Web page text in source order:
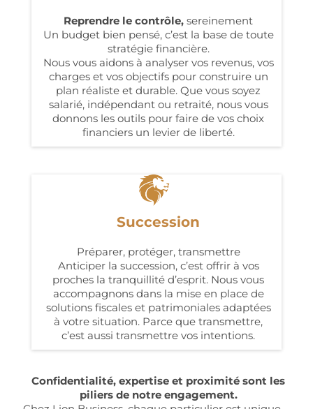
Reprendre le contrôle, sereinement
Un budget bien pensé, c’est la base de toute
stratégie financière.
Nous vous aidons à analyser vos revenus, vos
charges et vos objectifs pour construire un
plan réaliste et durable. Que vous soyez
salarié, indépendant ou retraité, nous vous
donnons les outils pour faire de vos choix
financiers un levier de liberté.
Succession
Préparer, protéger, transmettre
Anticiper la succession, c’est offrir à vos
proches la tranquillité d’esprit. Nous vous
accompagnons dans la mise en place de
solutions fiscales et patrimoniales adaptées
à votre situation. Parce que transmettre,
c’est aussi transmettre vos intentions.
Confidentialité, expertise et proximité sont les
piliers de notre engagement.